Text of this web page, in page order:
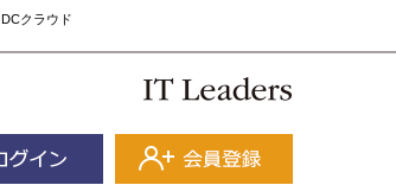
DCクラウド